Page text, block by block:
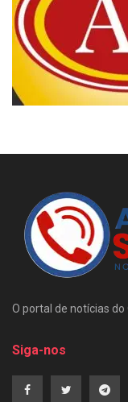
O portal de notícias do
Siga-nos